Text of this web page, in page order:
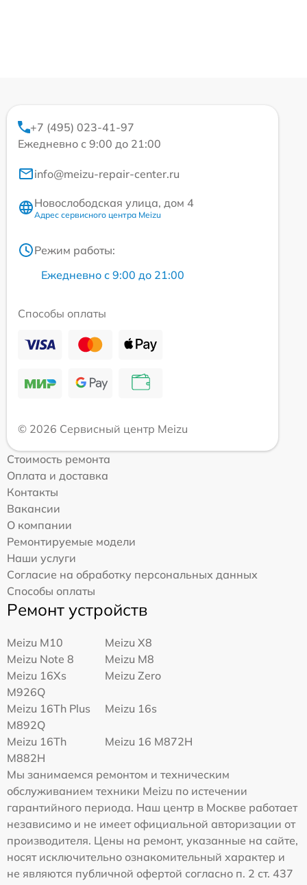
+7 (495) 023-41-97
Ежедневно с 9:00 до 21:00
info@meizu-repair-center.ru
Новослободская улица, дом 4
Адрес сервисного центра Meizu
Режим работы:
Ежедневно с 9:00 до 21:00
Способы оплаты
© 2026 Сервисный центр Meizu
Стоимость ремонта
Оплата и доставка
Контакты
Вакансии
О компании
Ремонтируемые модели
Наши услуги
Согласие на обработку персональных данных
Способы оплаты
Ремонт устройств
Meizu M10
Meizu X8
Meizu Note 8
Meizu M8
Meizu 16Xs
M926Q
Meizu Zero
Meizu 16Th Plus
M892Q
Meizu 16s
Meizu 16Th
M882H
Meizu 16 M872H
Мы занимаемся ремонтом и техническим
обслуживанием техники Meizu по истечении
гарантийного периода. Наш центр в Москве работает
независимо и не имеет официальной авторизации от
производителя. Цены на ремонт, указанные на сайте,
носят исключительно ознакомительный характер и
не являются публичной офертой согласно п. 2 ст. 437